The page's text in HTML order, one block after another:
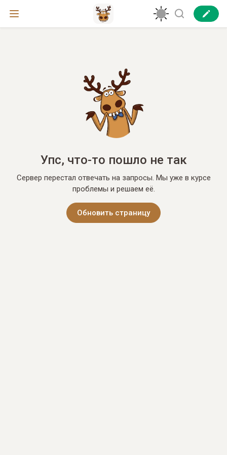
Упс, что-то пошло не так
Сервер перестал отвечать на запросы. Мы уже в курсе
проблемы и решаем её.
Обновить страницу